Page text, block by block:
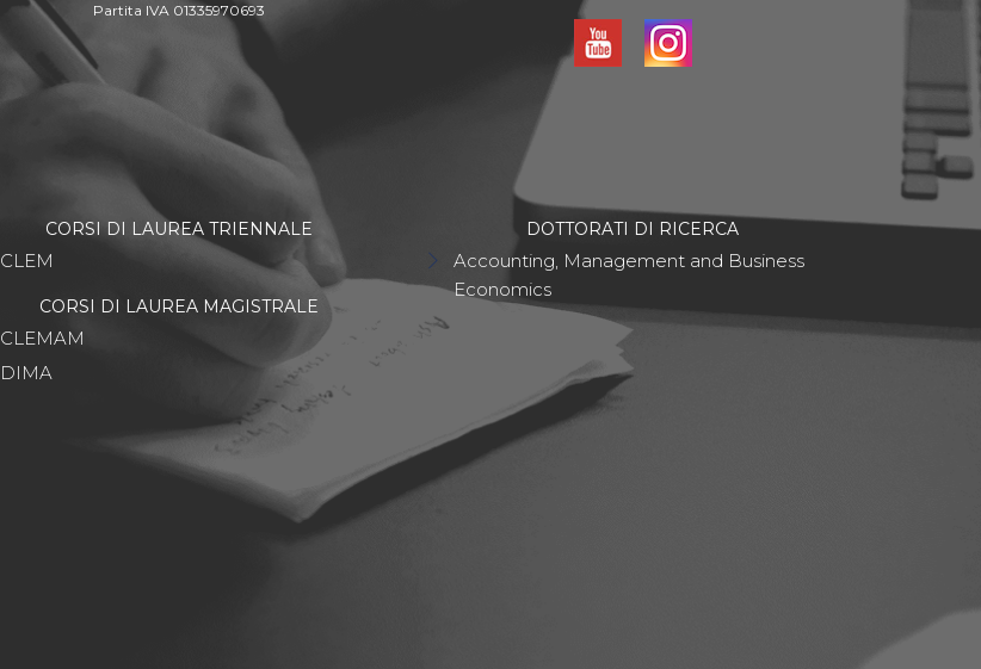
Partita IVA 01335970693
CORSI DI LAUREA TRIENNALE
CLEM
CORSI DI LAUREA MAGISTRALE
CLEMAM
DIMA
DOTTORATI DI RICERCA
Accounting, Management and Business
Economics